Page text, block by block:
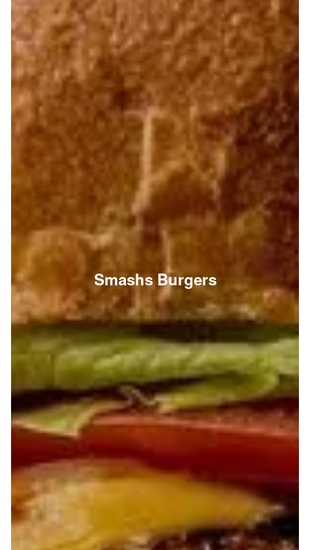
Smashs Burgers